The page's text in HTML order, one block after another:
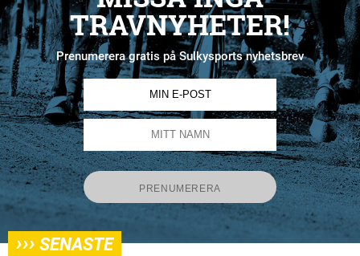
TRAVNYHETER!
Prenumerera gratis på Sulkysports nyhetsbrev
››› SENASTE